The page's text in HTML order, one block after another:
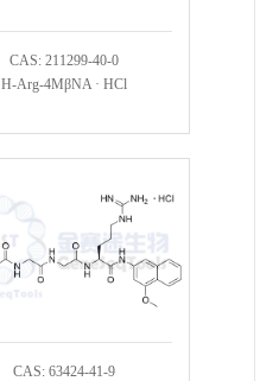
CAS: 211299-40-0
H-Arg-4MβNA · HCl
CAS: 63424-41-9